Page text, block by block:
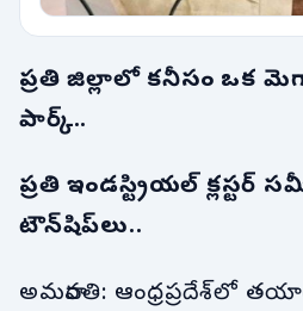
ప్రతి జిల్లాలో కనీసం ఒక
పార్క్..
ప్రతి ఇండస్ట్రియల్ క్లస్టర్
టౌన్‌షిప్‌లు..
అమరావతి: ఆంధ్రప్రదేశ్‌లో